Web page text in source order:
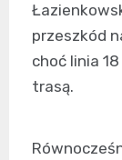
przeszkód
choć linia
trasą.